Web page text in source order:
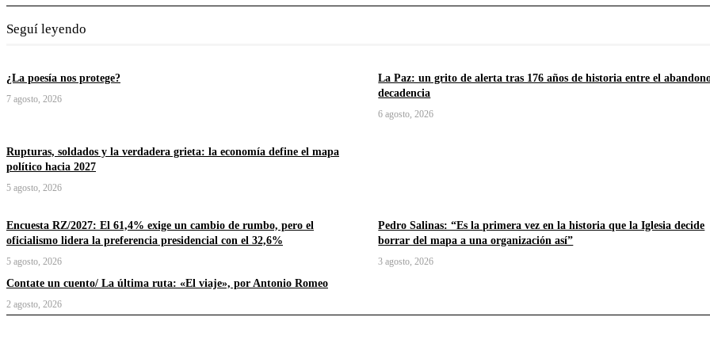
Seguí leyendo
¿La poesía nos protege?
7 agosto, 2026
La Paz: un grito de alerta tras 176 años de historia entre el
decadencia
6 agosto, 2026
Rupturas, soldados y la verdadera grieta: la economía define el mapa
político hacia 2027
5 agosto, 2026
Encuesta RZ/2027: El 61,4% exige un cambio de rumbo, pero el
oficialismo lidera la preferencia presidencial con el 32,6%
5 agosto, 2026
Pedro Salinas: “Es la primera vez en la historia que la Iglesia decide
borrar del mapa a una organización así”
3 agosto, 2026
Contate un cuento/ La última ruta: «El viaje», por Antonio Romeo
2 agosto, 2026